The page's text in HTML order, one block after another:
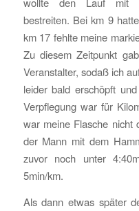
bestreiten. Bei km 9
km 17 fehlte meine
Zu diesem Zeitpunkt
Veranstalter, sodaß ich
leider bald erschöpft
Verpflegung war für
war meine Flasche nicht
der Mann mit dem
zuvor noch unter
5min/km.
Als dann etwas später